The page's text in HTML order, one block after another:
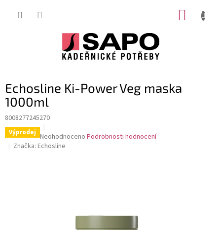
Echosline Ki-Power Veg maska
1000ml
8008277245270
Výprodej Průměrné
hodnocení
Neohodnoceno Podrobnosti hodnocení
Značka: Echosline